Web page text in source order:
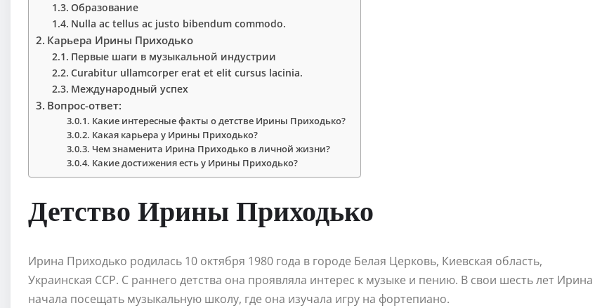
Образование
Nulla ac tellus ac justo bibendum commodo.
Карьера Ирины Приходько
Первые шаги в музыкальной индустрии
Curabitur ullamcorper erat et elit cursus lacinia.
Международный успех
Вопрос-ответ:
Какие интересные факты о детстве Ирины Приходько?
Какая карьера у Ирины Приходько?
Чем знаменита Ирина Приходько в личной жизни?
Какие достижения есть у Ирины Приходько?
Детство Ирины Приходько
Ирина Приходько родилась 10 октября 1980 года в городе Белая Церковь, Киевская область,
Украинская ССР. С раннего детства она проявляла интерес к музыке и пению. В свои шесть лет Ирина
начала посещать музыкальную школу, где она изучала игру на фортепиано.